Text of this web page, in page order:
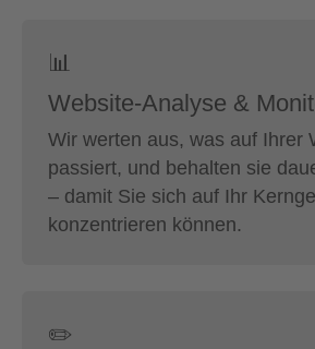
📊
Website-Analyse &
Wir werten aus, was auf Ihrer
passiert, und behalten sie
– damit Sie sich auf Ihr
konzentrieren können.
✏️